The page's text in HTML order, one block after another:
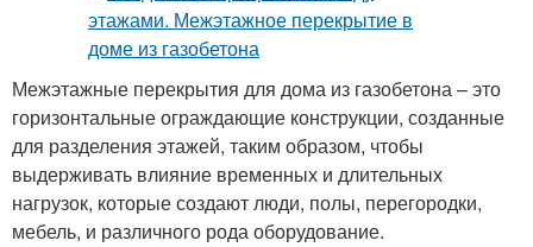
Межэтажные перекрытия для дома из газобетона – это
горизонтальные ограждающие конструкции, созданные
для разделения этажей, таким образом, чтобы
выдерживать влияние временных и длительных
нагрузок, которые создают люди, полы, перегородки,
мебель, и различного рода оборудование.